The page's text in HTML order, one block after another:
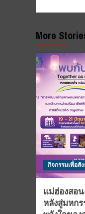
More
กิจกรรมเพื่อสั
แม่ฮ่องสอ
หลังสู่มหก